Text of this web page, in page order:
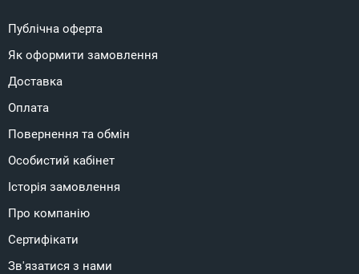
Публічна оферта
Як оформити замовлення
Доставка
Оплата
Повернення та обмін
Особистий кабінет
Історія замовлення
Про компанію
Сертифікати
Зв'язатися з нами